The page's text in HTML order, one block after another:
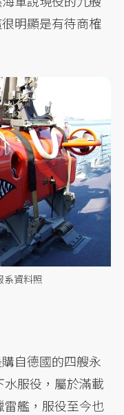
明顯是有待商榷
系資料照
自德國的四艘永
服役，屬於滿載
雷艦，服役至今也